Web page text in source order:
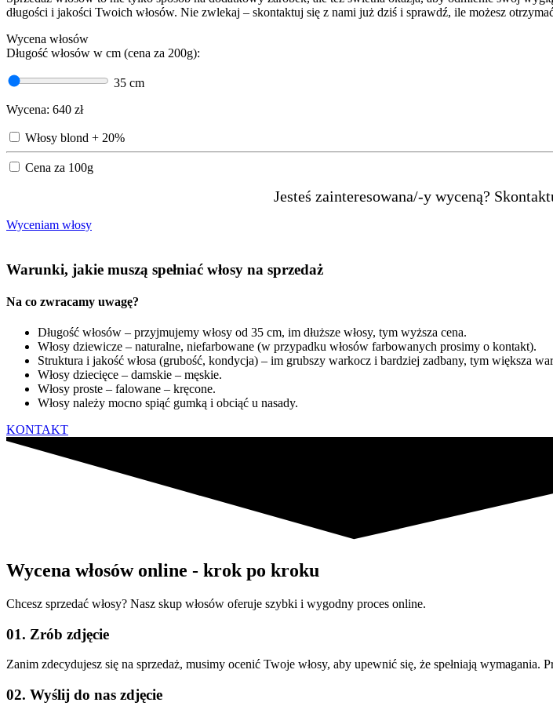
długości i jakości Twoich włosów. Nie zwlekaj – skontaktuj się z nami już dziś i sprawdź, ile możesz
Wycena włosów
Długość włosów w cm (cena za 200g):
35 cm
Wycena: 640 zł
Włosy blond + 20%
Cena za 100g
Jesteś zainteresowana/-y wyceną?
Wyceniam włosy
Warunki, jakie muszą spełniać włosy na sprzedaż
Na co zwracamy uwagę?
Długość włosów – przyjmujemy włosy od 35 cm, im dłuższe włosy, tym wyższa cena.
Włosy dziewicze – naturalne, niefarbowane (w przypadku włosów farbowanych prosimy o kontakt).
Struktura i jakość włosa (grubość, kondycja) – im grubszy warkocz i bardziej zadbany, tym większa
Włosy dziecięce – damskie – męskie.
Włosy proste – falowane – kręcone.
Włosy należy mocno spiąć gumką i obciąć u nasady.
KONTAKT
Wycena włosów online - krok po kroku
Chcesz sprzedać włosy? Nasz skup włosów oferuje szybki i wygodny proces online.
01. Zrób zdjęcie
Zanim zdecydujesz się na sprzedaż, musimy ocenić Twoje włosy, aby upewnić się, że spełniają
02. Wyślij do nas zdjęcie